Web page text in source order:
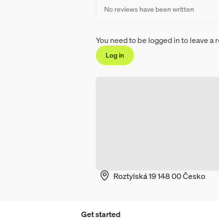
No reviews have been written
You need to be logged in to leave a
Log in
Roztylská 19 148 00 Česko
Get started